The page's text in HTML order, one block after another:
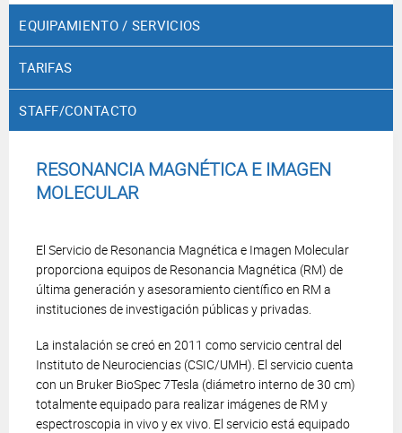
EQUIPAMIENTO / SERVICIOS
TARIFAS
STAFF/CONTACTO
RESONANCIA MAGNÉTICA E IMAGEN
MOLECULAR
El Servicio de Resonancia Magnética e Imagen Molecular
proporciona equipos de Resonancia Magnética (RM) de
última generación y asesoramiento científico en RM a
instituciones de investigación públicas y privadas.
La instalación se creó en 2011 como servicio central del
Instituto de Neurociencias (CSIC/UMH). El servicio cuenta
con un Bruker BioSpec 7Tesla (diámetro interno de 30 cm)
totalmente equipado para realizar imágenes de RM y
espectroscopia in vivo y ex vivo. El servicio está equipado